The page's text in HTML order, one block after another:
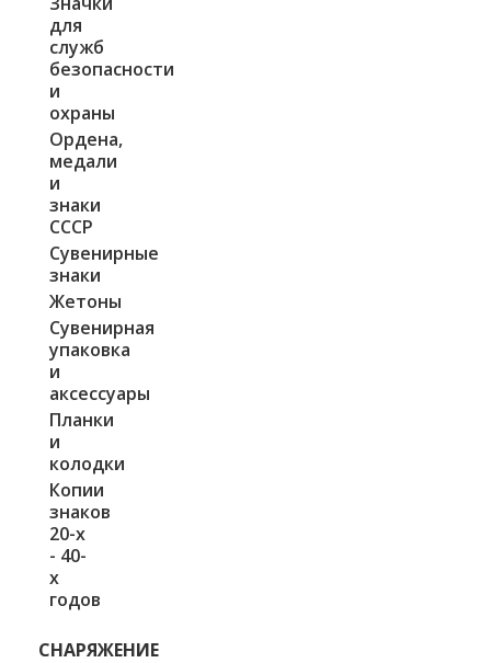
для
служб
безопасности
и
охраны
Ордена,
медали
и
знаки
СССР
Сувенирные
знаки
Жетоны
Сувенирная
упаковка
и
аксессуары
Планки
и
колодки
Копии
знаков
20-х
- 40-
х
годов
СНАРЯЖЕНИЕ